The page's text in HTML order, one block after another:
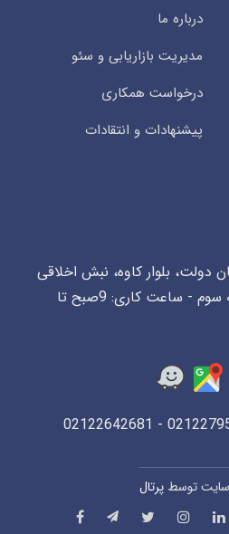
درباره ما
مدیریت بازاریابی و سئو
درخواست همکاری
پیشنهادات و انتقادات
دولت، بلوار کاوه، نبش اخلاقی
غربی، پلاک29، واحد6، طبقه سوم - ساعت کاری: 9صبح تا
توسطپرتال